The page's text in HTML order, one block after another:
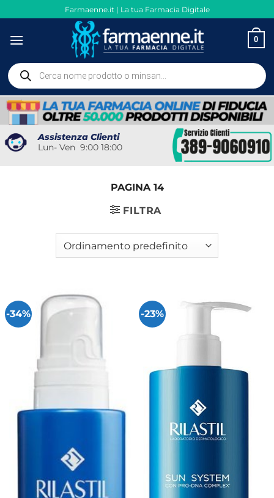
ai
contenuti
Farmaenne.it | La tua Farmacia Digitale
0
Ricerca
prodotti
Assistenza Clienti
Lun- Ven 9:00 18:00
PAGINA 14
FILTRA
-34% -23%